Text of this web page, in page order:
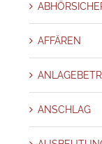
AFFÄREN
ANSCHLAG